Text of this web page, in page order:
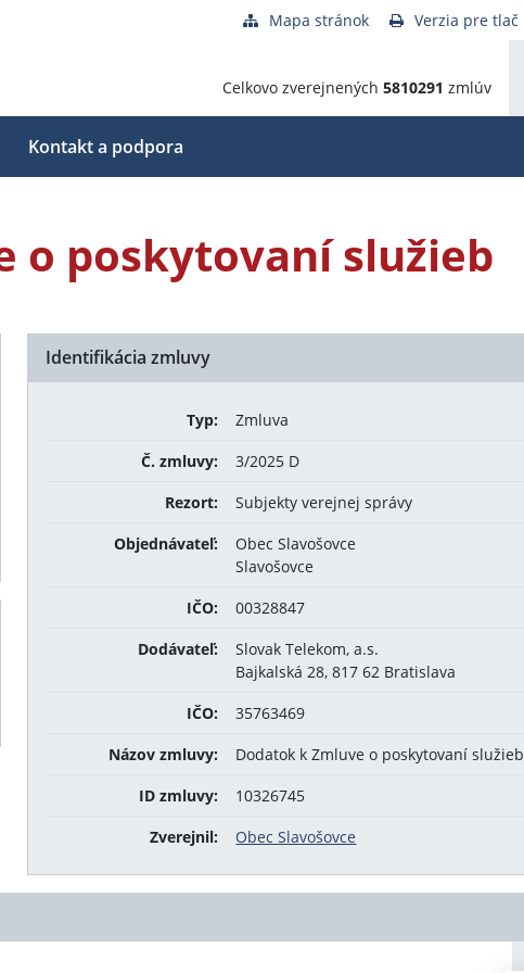
Mapa stránok Verzia pre tlač
Celkovo zverejnených 5810291 zmlúv
Kontakt a podpora
o poskytovaní služieb
Identifikácia zmluvy
Typ:
Zmluva
Č. zmluvy:
3/2025 D
Rezort:
Subjekty verejnej správy
Objednávateľ:
Obec Slavošovce
Slavošovce
IČO:
00328847
Dodávateľ:
Slovak Telekom, a.s.
Bajkalská 28, 817 62 Bratislava
IČO:
35763469
Názov zmluvy:
Dodatok k Zmluve o poskytovaní služieb
ID zmluvy:
10326745
Zverejnil:
Obec Slavošovce